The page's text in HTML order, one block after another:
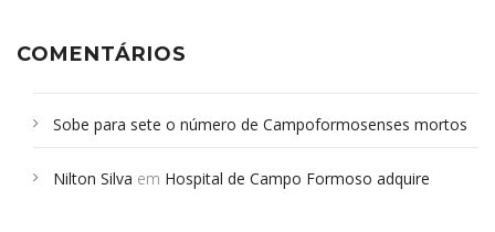
COMENTÁRIOS
Sobe para sete o número de Campoformosenses mortos
Campoformosenses que morreram em desabamentos são
Nilton Silva em Hospital de Campo Formoso adquire